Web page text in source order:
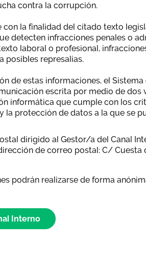
contra la corrupción.
con la finalidad del citado texto
detecten infracciones penales o
laboral o profesional,
posibles represalias.
de estas informaciones, el
escrita por medio de dos
informática que cumple con los
la protección de datos a la que se
dirigido al Gestor/a del Canal
de correo postal: C/ Cuesta
podrán realizarse de forma
Interno